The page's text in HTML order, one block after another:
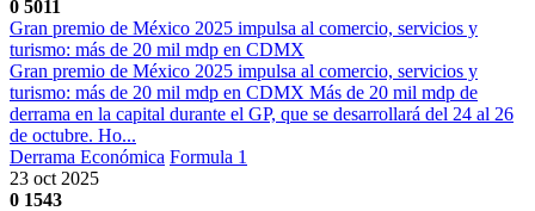
0 5011
Gran premio de México 2025 impulsa al comercio, servicios y
turismo: más de 20 mil mdp en CDMX
Gran premio de México 2025 impulsa al comercio, servicios y
turismo: más de 20 mil mdp en CDMX Más de 20 mil mdp de
derrama en la capital durante el GP, que se desarrollará del 24 al 26
de octubre. Ho...
Derrama Económica Formula 1
23 oct 2025
0 1543